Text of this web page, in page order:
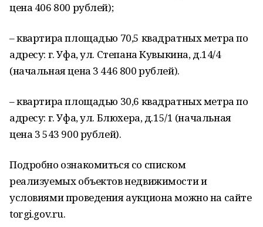
цена 406 800 рублей);
– квартира площадью 70,5 квадратных метра по
адресу: г. Уфа, ул. Степана Кувыкина, д.14/4
(начальная цена 3 446 800 рублей).
– квартира площадью 30,6 квадратных метра по
адресу: г. Уфа, ул. Блюхера, д.15/1 (начальная
цена 3 543 900 рублей).
Подробно ознакомиться со списком
реализуемых объектов недвижимости и
условиями проведения аукциона можно на сайте
torgi.gov.ru.